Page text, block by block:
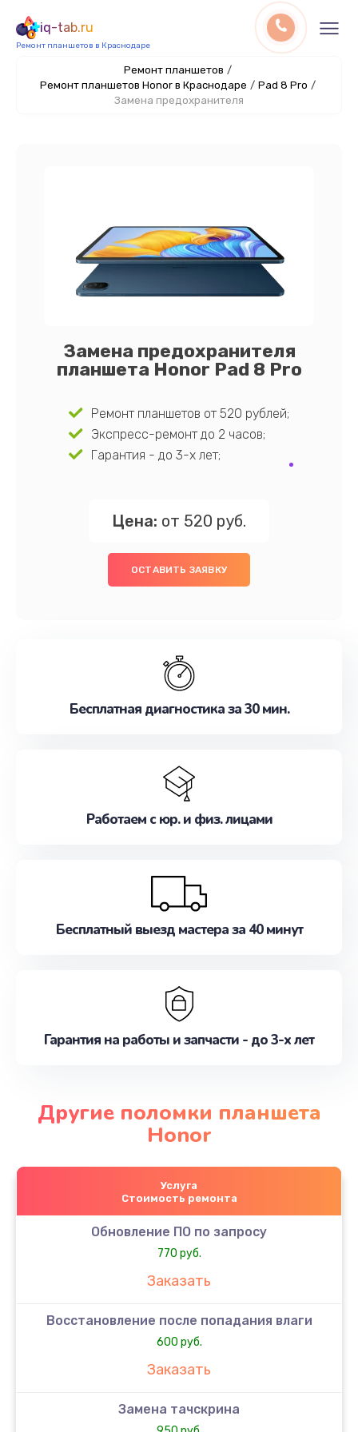
iq-tab.ru
Ремонт планшетов в Краснодаре
Ремонт планшетов /
Ремонт планшетов Honor в Краснодаре / Pad 8 Pro /
Замена предохранителя
Замена предохранителя
планшета Honor Pad 8 Pro
Ремонт планшетов от 520 рублей;
Экспресс-ремонт до 2 часов;
Гарантия - до 3-х лет;
Цена: от 520 руб.
ОСТАВИТЬ ЗАЯВКУ
Бесплатная диагностика за 30 мин.
Работаем с юр. и физ. лицами
Бесплатный выезд мастера за 40 минут
Гарантия на работы и запчасти - до 3-х лет
Другие поломки планшета
Honor
Услуга
Стоимость ремонта
Обновление ПО по запросу
770 руб.
Заказать
Восстановление после попадания влаги
600 руб.
Заказать
Замена тачскрина